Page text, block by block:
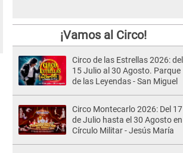
¡Vamos al Circo!
Circo de las Estrellas 2026: del
15 Julio al 30 Agosto. Parque
de las Leyendas - San Miguel
Circo Montecarlo 2026: Del 17
de Julio hasta el 30 Agosto en
Círculo Militar - Jesús María